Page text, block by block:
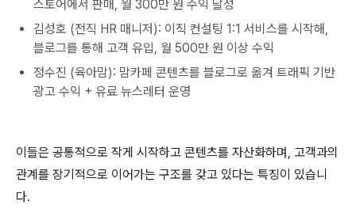
스토어에서 판매, 월 300만 원 수익 달성
김성호 (전직 HR 매니저): 이직 컨설팅 1:1 서비스를 시작해,
블로그를 통해 고객 유입, 월 500만 원 이상 수익
정수진 (육아맘): 맘카페 콘텐츠를 블로그로 옮겨 트래픽 기반
광고 수익 + 유료 뉴스레터 운영
이들은 공통적으로 작게 시작하고 콘텐츠를 자산화하며, 고객과의
관계를 장기적으로 이어가는 구조를 갖고 있다는 특징이 있습니
다.